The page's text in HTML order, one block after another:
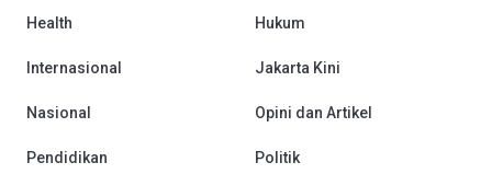
Health Hukum
Internasional Jakarta Kini
Nasional Opini dan Artikel
Pendidikan Politik